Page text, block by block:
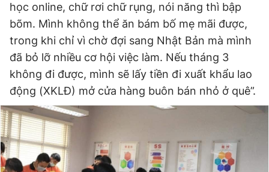
Đọc Thanh Niên trên điện thoại
Theo dõi báo trên
Hotline
0906 645 777
Đặt báo Quảng cáo RSS Tòa soạn Chính sách bảo
học online, chữ rơi chữ rụng, nói năng thì bập
bõm. Mình không thể ăn bám bố mẹ mãi được,
trong khi chỉ vì chờ đợi sang Nhật Bản mà mình
đã bỏ lỡ nhiều cơ hội việc làm. Nếu tháng 3
không đi được, mình sẽ lấy tiền đi xuất khẩu lao
động (XKLĐ) mở cửa hàng buôn bán nhỏ ở quê”.